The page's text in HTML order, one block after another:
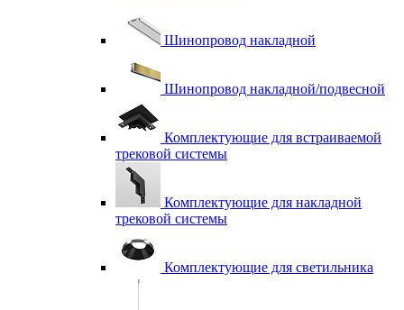
Шинопровод накладной
Шинопровод накладной/подвесной
Комплектующие для встраиваемой
трековой системы
Комплектующие для накладной
трековой системы
Комплектующие для светильника